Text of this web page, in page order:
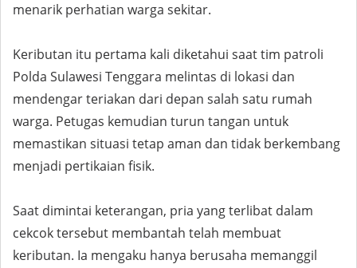
menarik perhatian warga sekitar.
Keributan itu pertama kali diketahui saat tim patroli
Polda Sulawesi Tenggara melintas di lokasi dan
mendengar teriakan dari depan salah satu rumah
warga. Petugas kemudian turun tangan untuk
memastikan situasi tetap aman dan tidak berkembang
menjadi pertikaian fisik.
Saat dimintai keterangan, pria yang terlibat dalam
cekcok tersebut membantah telah membuat
keributan. Ia mengaku hanya berusaha memanggil